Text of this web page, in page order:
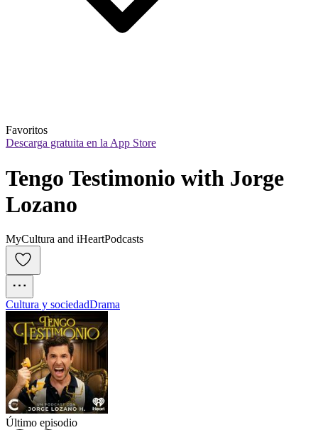
Favoritos
Descarga gratuita en la App Store
Tengo Testimonio with Jorge
Lozano
MyCultura and iHeartPodcasts
Cultura y sociedadDrama
Último episodio